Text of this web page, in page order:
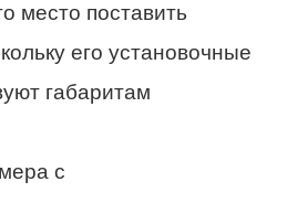
место поставить
его установочные
габаритам